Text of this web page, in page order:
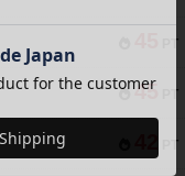
PT
45 PT
PT